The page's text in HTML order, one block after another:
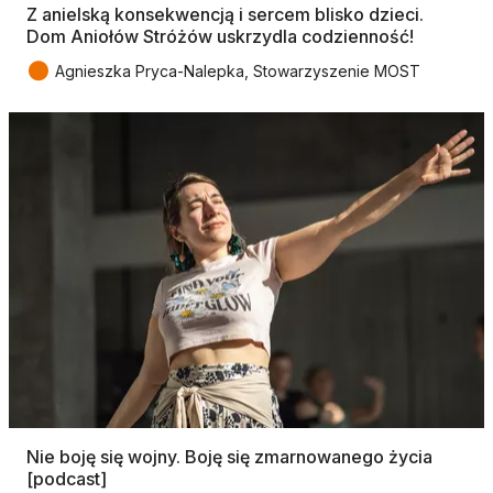
Z anielską konsekwencją i sercem blisko dzieci.
Dom Aniołów Stróżów uskrzydla codzienność!
● Agnieszka Pryca-Nalepka, Stowarzyszenie MOST
Nie boję się wojny. Boję się zmarnowanego życia
[podcast]